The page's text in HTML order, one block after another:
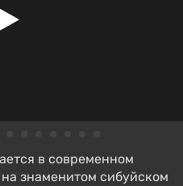
в современном
знаменитом сибуйском